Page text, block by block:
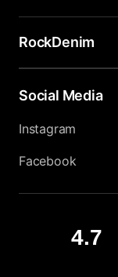
RockDenim
Social Media
Instagram
Facebook
4.7